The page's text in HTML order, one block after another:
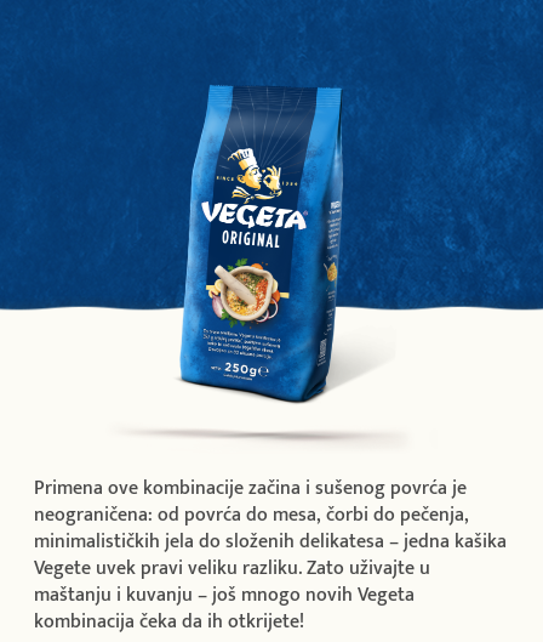
Primena ove kombinacije začina i sušenog povrća je
neograničena: od povrća do mesa, čorbi do pečenja,
minimalističkih jela do složenih delikatesa – jedna kašika
Vegete uvek pravi veliku razliku. Zato uživajte u
maštanju i kuvanju – još mnogo novih Vegeta
kombinacija čeka da ih otkrijete!